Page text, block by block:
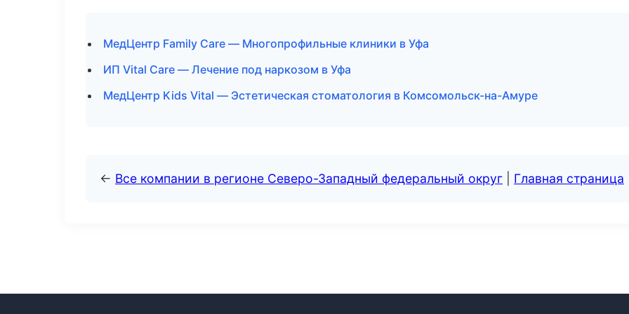
МедЦентр Family Care — Многопрофильные клиники в Уфа
ИП Vital Care — Лечение под наркозом в Уфа
МедЦентр Kids Vital — Эстетическая стоматология в Комсомольск-на-Амуре
← Все компании в регионе Северо-Западный федеральный округ Главная страница